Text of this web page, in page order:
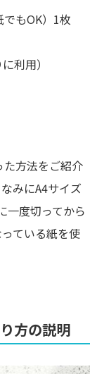
でもOK）1枚
利用）
方法をご紹介
みにA4サイズ
一度切ってから
ている紙を使
方の説明